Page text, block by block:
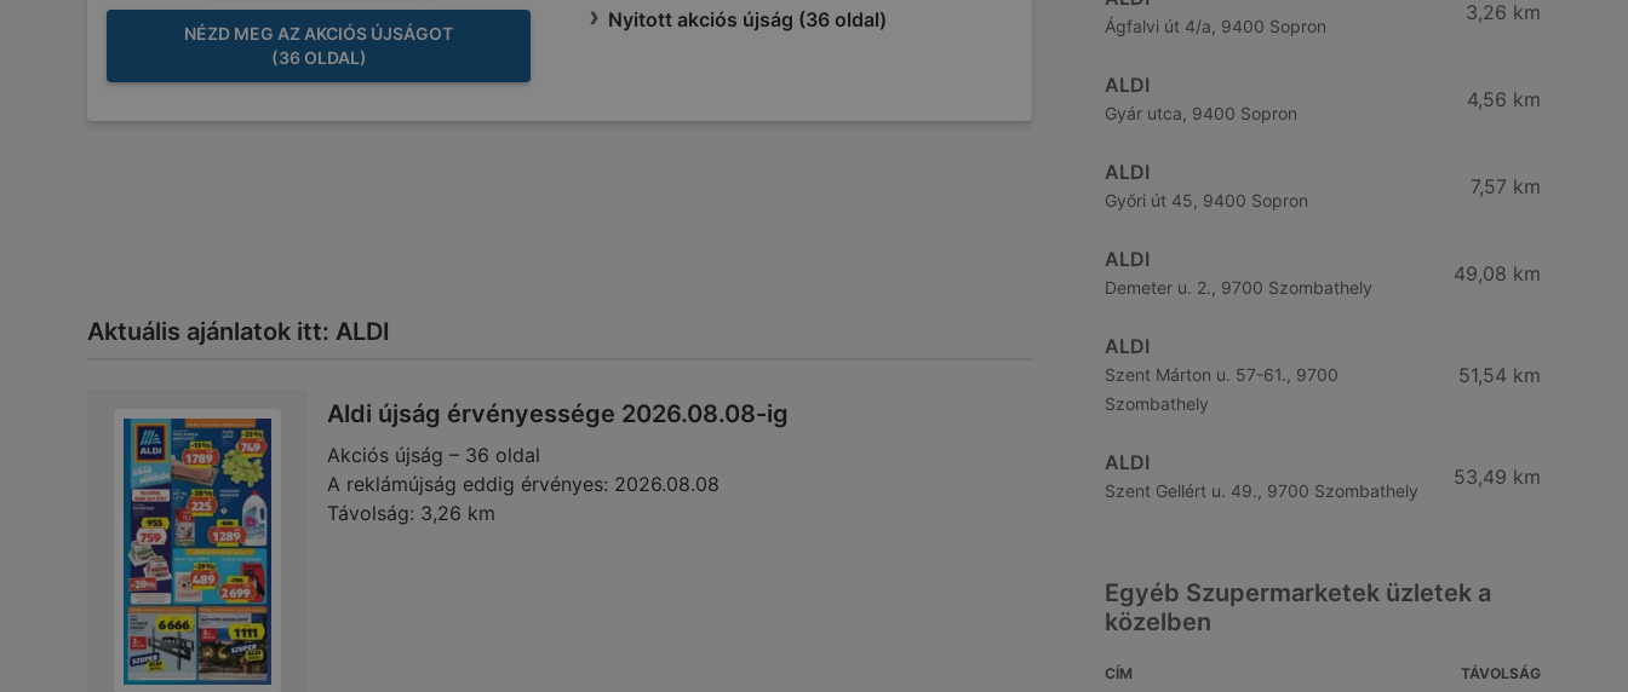
NÉZD MEG AZ AKCIÓS ÚJSÁGOT
(36 OLDAL)
Nyitott akciós újság (36 oldal)
Aktuális ajánlatok itt: ALDI
Aldi újság érvényessége 2026.08.08-ig
Akciós újság – 36 oldal
A reklámújság eddig érvényes: 2026.08.08
Távolság: 3,26 km
Ágfalvi út 4/a, 9400 Sopron
3,26 km
ALDI
Gyár utca, 9400 Sopron
4,56 km
ALDI
Győri út 45, 9400 Sopron
7,57 km
ALDI
Demeter u. 2., 9700 Szombathely
49,08 km
ALDI
Szent Márton u. 57-61., 9700
Szombathely
51,54 km
ALDI
Szent Gellért u. 49., 9700 Szombathely
53,49 km
Egyéb Szupermarketek üzletek a
közelben
CÍM TÁVOLSÁG